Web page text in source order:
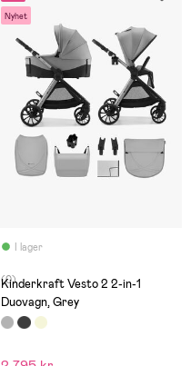
Nyhet
I lager
(0)
Kinderkraft Vesto 2 2-in-1
Duovagn, Grey